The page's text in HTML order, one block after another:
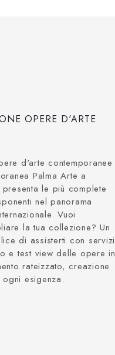
OPERE D'ARTE
d'arte contemporanee
Palma Arte a
le più complete
nel panorama
Vuoi
la tua collezione? Un
di assisterti con servizi
e test view delle opere in
rateizzato, creazione
esigenza.